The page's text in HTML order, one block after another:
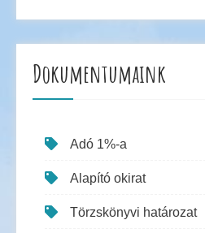
Dokumentumaink
Adó 1%-a
Alapító okirat
Törzskönyvi határozat